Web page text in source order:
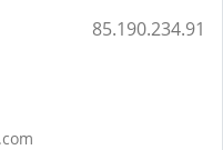
85.190.234.91